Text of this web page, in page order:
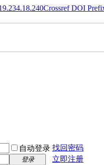
Crossref DOI
自动登录 找回密码
登录
立即注册